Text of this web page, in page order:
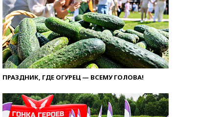
ПРАЗДНИК, ГДЕ ОГУРЕЦ — ВСЕМУ ГОЛОВА!